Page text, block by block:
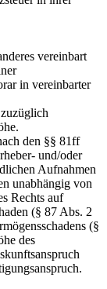
vereinbart
in vereinbarter
den §§ 81ff
und/oder
Aufnahmen
unabhängig von
Rechts auf
(§ 87 Abs. 2
(§
des